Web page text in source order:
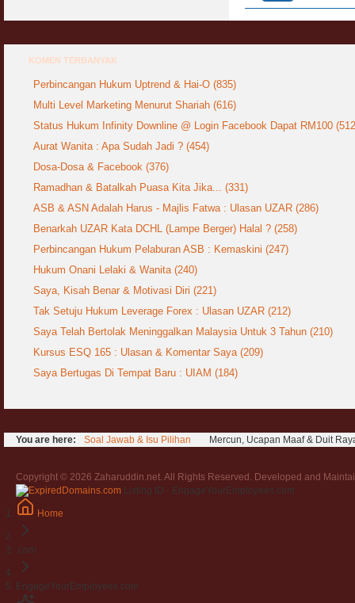
KOMEN TERBANYAK
Perbincangan Hukum Uptrend & Hai-O (835)
Multi Level Marketing Menurut Shariah (616)
Status Hukum Infinity Downline @ Login Facebook Dapat RM100
Aurat Wanita : Apa Sudah Jadi ? (454)
Dosa-Dosa & Facebook (376)
Ramadhan & Batalkah Puasa Kita Jika... (331)
ASB & ASN Adalah Harus - Majlis Fatwa : Ulasan UZAR (286)
Benarkah UZAR Kata DCHL (Lampe Berger) Halal ? (258)
Perbincangan Hukum Pelaburan ASB : Kemaskini (247)
Hukum Onani Lelaki & Wanita (240)
Saya, Kisah Benar & Motivasi Diri (221)
Tak Setuju Hukum Leverage Forex : Ulasan UZAR (212)
Saya Telah Bertolak Meninggalkan Malaysia Untuk 3 Tahun (210)
Kursus ESQ 165 : Ulasan & Komentar Saya (209)
Saya Bertugas Di Tempat Baru : UIAM (184)
You are here: Soal Jawab & Isu Pilihan Mercun, Ucapan Maaf & Duit
Copyright © 2026 Zaharuddin.net. All Rights Reserved. Developed and
Listing ID · EngageYourEmployees.com
Home
.com
EngageYourEmployees.com